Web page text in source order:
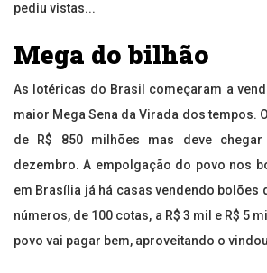
pediu vistas...
Mega do bilhão
As lotéricas do Brasil começaram a
maior Mega Sena da Virada dos tempos.
de R$ 850 milhões mas deve
dezembro. A empolgação do povo nos
em Brasília já há casas vendendo bolões
números, de 100 cotas, a R$ 3 mil e R$ 5
povo vai pagar bem, aproveitando o